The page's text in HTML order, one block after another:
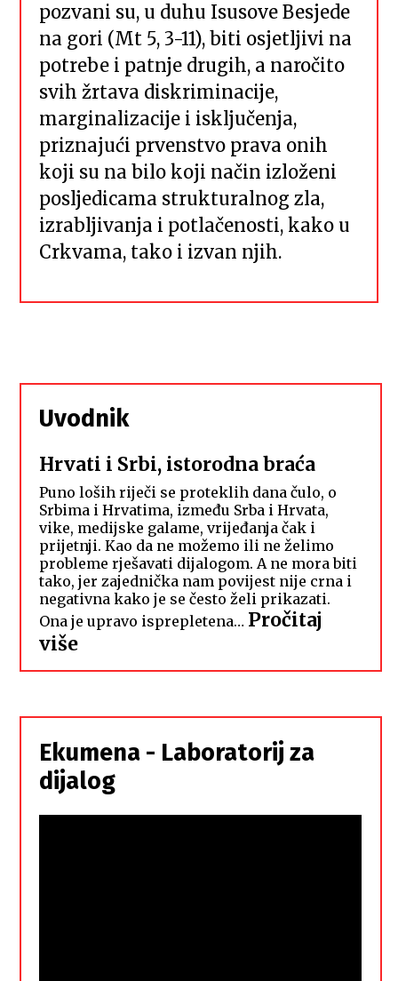
pozvani su, u duhu Isusove Besjede
na gori (Mt 5, 3-11), biti osjetljivi na
potrebe i patnje drugih, a naročito
svih žrtava diskriminacije,
marginalizacije i isključenja,
priznajući prvenstvo prava onih
koji su na bilo koji način izloženi
posljedicama strukturalnog zla,
izrabljivanja i potlačenosti, kako u
Crkvama, tako i izvan njih.
Uvodnik
Hrvati i Srbi, istorodna braća
Puno loših riječi se proteklih dana čulo, o
Srbima i Hrvatima, između Srba i Hrvata,
vike, medijske galame, vrijeđanja čak i
prijetnji. Kao da ne možemo ili ne želimo
probleme rješavati dijalogom. A ne mora biti
tako, jer zajednička nam povijest nije crna i
negativna kako je se često želi prikazati.
Ona je upravo isprepletena… Pročitaj
više:
Hrvati
Srbi,
istorodna
braća
Ekumena - Laboratorij za
dijalog